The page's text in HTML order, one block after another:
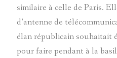
similaire à celle de Paris.
d’antenne de
élan républicain souhaitait
pour faire pendant à la